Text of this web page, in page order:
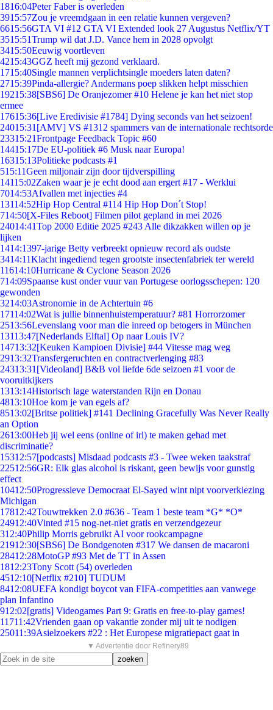
1816:04Peter Faber is overleden
3915:57Zou je vreemdgaan in een relatie kunnen vergeven?
6615:56GTA VI #12 GTA VI Extended look 27 Augustus Netflix/YT
3515:51Trump wil dat J.D. Vance hem in 2028 opvolgt
3415:50Eeuwig voortleven
4215:43GGZ heeft mij gezond verklaard.
1715:40Single mannen verplichtsingle moeders laten daten?
2715:39Pinda-allergie? Andermans poep slikken helpt misschien
19215:38[SBS6] De Oranjezomer #10 Helene je kan het niet stop
ermee
17615:36[Live Eredivisie #1784] Dying seconds van het seizoen!
24015:31 [AMV] VS #1312 spammers van de internationale rechtsorde
23315:21Frontpage Feedback Topic #60
14415:17De EU-politiek #6 Musk naar Europa!
16315:13Politieke podcasts #1
515:11Geen miljonair zijn door tijdverspilling
14115:02Zaken waar je je echt dood aan ergert #17 - Werklui
7014:53Afvallen met injecties #4
13114:52Hip Hop Central #114 Hip Hop Don´t Stop!
714:50[X-Files Reboot] Filmen pilot gepland in mei 2026
24014:41Top 2000 Editie 2025 #243 Alle dikzakken willen op je
lijken
1414:1397-jarige Betty verbreekt opnieuw record als oudste
3414:11Klacht ingediend tegen grootste insectenfabriek ter wereld
11614:10Hurricane & Cyclone Season 2026
714:09Spaanse kust onder vuur van Portugese oorlogsschepen: 120
gewonden
3214:03Astronomie in de Achtertuin #6
17114:02Wat is jullie binnenhuistemperatuur? #81 Horrorzomer
2513:56Levenslang voor man die inreed op betogers in München
13113:47[Nederlands Elftal] Op naar Louis IV?
14713:32[Keuken Kampioen Divisie] #44 Vitesse mag weg
2913:32Transfergeruchten en contractverlenging #83
24313:31 [Videoland] B&B vol liefde 6de seizoen #1 voor de
vooruitkijkers
1313:14Historisch lage waterstanden Rijn en Donau
4813:10Hoe kom je van egels af?
8513:02[Britse politiek] #141 Declining Gracefully Was Never Really
an Option
2613:00Heb jij wel eens (online of irl) te maken gehad met
discriminatie?
15312:57[podcasts] Misdaad podcasts #3 - Twee weken taakstraf
22512:56GR: Elk glas alcohol is riskant, geen bewijs voor gunstig
effect
10412:50Progressieve Democraat El-Sayed wint nipt voorverkiezing
Michigan
17812:42Touwtrekken 2.0 #636 - Team 1 beste team *G* *O*
24912:40Vinted #15 nog-net-niet gratis en verzendgezeur
312:40Philip Morris gebruikt AI voor rookcampagne
21912:30[SBS6] De Bondgenoten #317 We dansen de macaroni
28412:28MotoGP #93 Met de TT in Assen
1812:23Tony Scott (54) overleden
4512:10[Netflix #210] TUDUM
8412:08UEFA kondigt boycot van FIFA-competities aan vanwege
plan Infantino
912:02[gratis] Videogames Part 9: Gratis en free-to-play games!
11711:42Vrienden gaan op vakantie zonder mij uit te nodigen
25011:39Asielzoekers #22 : Het Europese migratiepact gaat in
▼ Advertentie door Refinery89